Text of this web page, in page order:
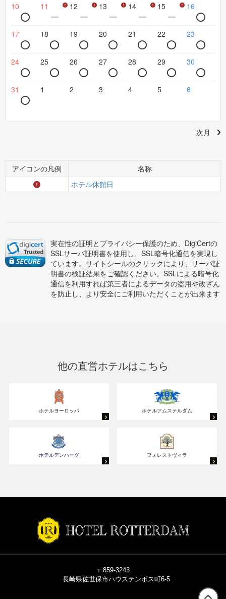
10 11 12 13 14 15 16
17 18 19 20 21 22 23
24 25 26 27 28 29 30
31 1 2 3 4 5 6
次月
アイコンの凡例
名称
ホテル休館日
実在性の証明とプライバシー保護のため、DigiCertの
SSLサーバ証明書を使用し、SSL暗号化通信を実現し
ています。サイトシールのクリックにより、サーバ証
明書の検証結果をご確認ください。SSLによる暗号化
通信を利用すれば第三者によるデータの盗用や改ざん
を防止し、より安全にご利用いただくことが出来ます
他の直営ホテルはこちら
ホテルヨーロッパ ホテルアムステルダム
ホテルデンハーグ フォレストヴィラ
〒859-3243
長崎県佐世保市ハウステンボス町6-5